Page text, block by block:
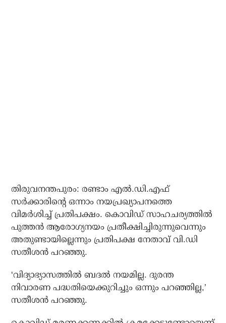
തിരുവനന്തപുരം: രണ്ടാം എല്‍.ഡി.എഫ്
സര്‍ക്കാരിന്റെ ഒന്നാം നയപ്രഖ്യാപനത്തെ
വിമര്‍ശിച്ച് പ്രതിപക്ഷം. കൊവിഡ് സാഹചര്യത്തില്‍
പുത്തന്‍ ആരോഗ്യനയം പ്രതീക്ഷിച്ചിരുന്നുവെന്നും
അതുണ്ടായില്ലെന്നും പ്രതിപക്ഷ നേതാവ് വി.ഡി
സതീശന്‍ പറഞ്ഞു.
‘വിദ്യാഭ്യാസത്തില്‍ ബദല്‍ നയമില്ല. ദുരന്ത
നിവാരണ പദ്ധതിയെക്കുറിച്ചും ഒന്നും പറഞ്ഞില്ല,’
സതീശന്‍ പറഞ്ഞു.